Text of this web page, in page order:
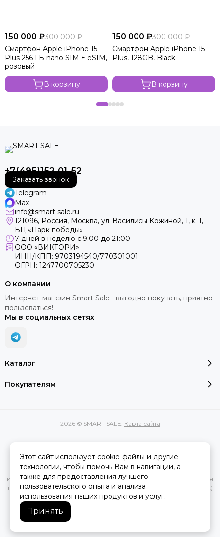
150 000 ₽300 000 ₽
Смартфон Apple iPhone 15
Plus 256 ГБ nano SIM + eSIM,
розовый
В корзину
150 000 ₽300 000 ₽
Смартфон Apple iPhone 15
Plus, 128GB, Black
В корзину
+7(495)152-01-52
Заказать звонок
Telegram
Max
info@smart-sale.ru
121096, Россия, Москва, ул. Василисы Кожиной, 1, к. 1,
БЦ «Парк победы»
7 дней в неделю с 9:00 до 21:00
ООО «ВИКТОРИ»
ИНН/КПП: 9703194540/770301001
ОГРН: 1247700705230
Каталог
Покупателям
О компании
Интернет-магазин Smart Sale - выгодно покупать, приятно
пользоваться!
Мы в социальных сетях
2026 © SMART SALE. Карта сайта
Вся представленная на сайте информация, касающаяся
характеристик, стоимости товаров и услуг, носит
информационный характер и ни при каких условиях не является
публичной офертой, определяемой положениями Статьи 437(2)
Гражданского кодекса РФ.
Этот сайт использует cookie-файлы и другие
технологии, чтобы помочь Вам в навигации, а
также для предоставления лучшего
пользовательского опыта и анализа
использования наших продуктов и услуг.
Принять